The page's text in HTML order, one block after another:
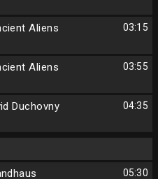
03:15
Aliens
03:55
Aliens
04:35
Duchovny
05:30